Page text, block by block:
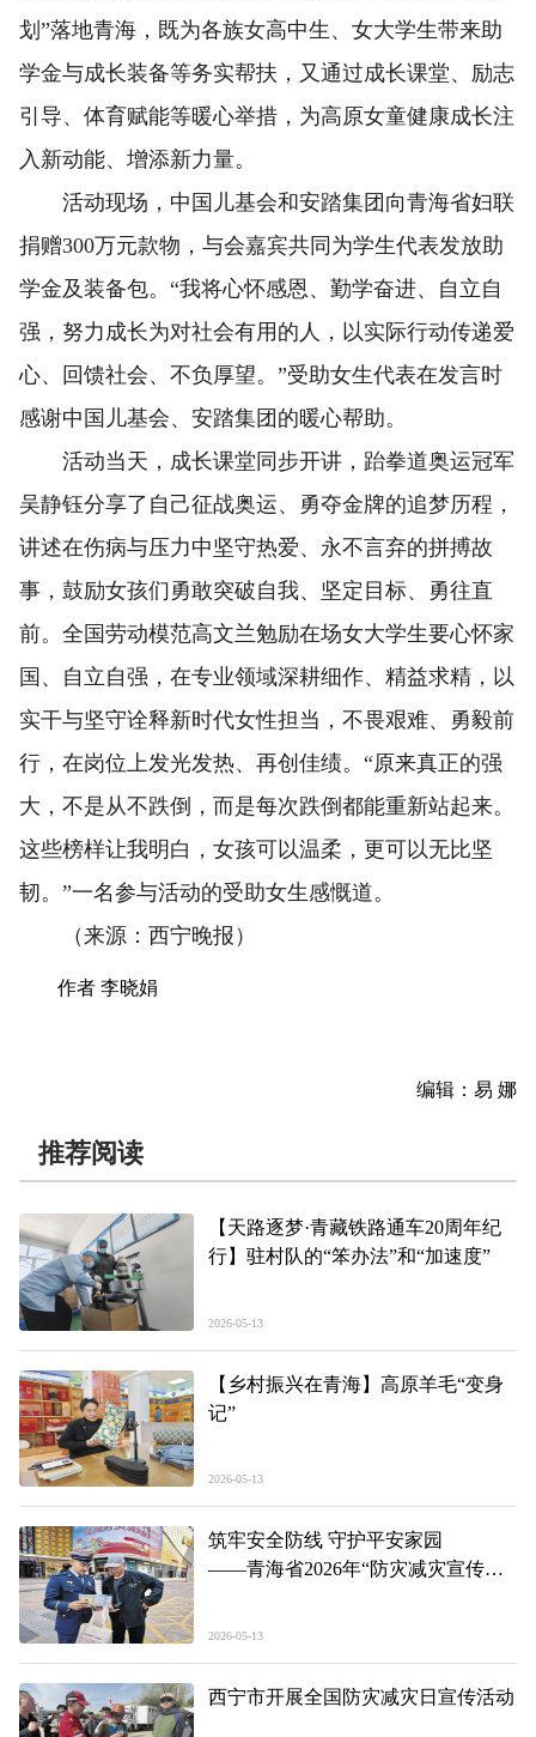
划”落地青海，既为各族女高中生、女大学生带来助
学金与成长装备等务实帮扶，又通过成长课堂、励志
引导、体育赋能等暖心举措，为高原女童健康成长注
入新动能、增添新力量。
活动现场，中国儿基会和安踏集团向青海省妇联
捐赠300万元款物，与会嘉宾共同为学生代表发放助
学金及装备包。“我将心怀感恩、勤学奋进、自立自
强，努力成长为对社会有用的人，以实际行动传递爱
心、回馈社会、不负厚望。”受助女生代表在发言时
感谢中国儿基会、安踏集团的暖心帮助。
活动当天，成长课堂同步开讲，跆拳道奥运冠军
吴静钰分享了自己征战奥运、勇夺金牌的追梦历程，
讲述在伤病与压力中坚守热爱、永不言弃的拼搏故
事，鼓励女孩们勇敢突破自我、坚定目标、勇往直
前。全国劳动模范高文兰勉励在场女大学生要心怀家
国、自立自强，在专业领域深耕细作、精益求精，以
实干与坚守诠释新时代女性担当，不畏艰难、勇毅前
行，在岗位上发光发热、再创佳绩。“原来真正的强
大，不是从不跌倒，而是每次跌倒都能重新站起来。
这些榜样让我明白，女孩可以温柔，更可以无比坚
韧。”一名参与活动的受助女生感慨道。
（来源：西宁晚报）
作者 李晓娟
编辑：易 娜
推荐阅读
【天路逐梦·青藏铁路通车20周年纪
行】驻村队的“笨办法”和“加速度”
2026-05-13
【乡村振兴在青海】高原羊毛“变身
记”
2026-05-13
筑牢安全防线 守护平安家园
——青海省2026年“防灾减灾宣传
2026-05-13
西宁市开展全国防灾减灾日宣传活动